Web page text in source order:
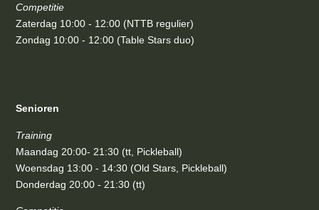
Competitie
Zaterdag 10:00 - 12:00 (NTTB regulier)
Zondag 10:00 - 12:00 (Table Stars duo)
Senioren
Training
Maandag 20:00- 21:30 (tt, Pickleball)
Woensdag 13:00 - 14:30 (Old Stars, Pickleball)
Donderdag 20:00 - 21:30 (tt)